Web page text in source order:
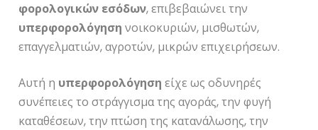
φορολογικών εσόδων, επιβεβαιώνει την
υπερφορολόγηση νοικοκυριών, μισθωτών,
επαγγελματιών, αγροτών, μικρών επιχειρήσεων.
Αυτή η υπερφορολόγηση είχε ως οδυνηρές
συνέπειες το στράγγισμα της αγοράς, την φυγή
καταθέσεων, την πτώση της κατανάλωσης, την